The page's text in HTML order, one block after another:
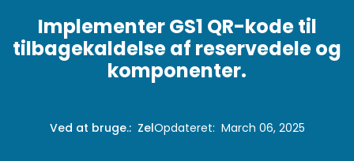
Implementer GS1 QR-kode til
tilbagekaldelse af reservedele og
komponenter.
Ved at bruge.: ZelOpdateret: March 06, 2025